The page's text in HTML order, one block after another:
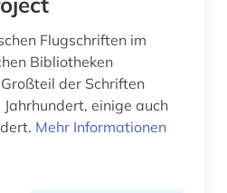
audiovisuelle medien (5)
Flugschriften im
Bibliotheken
der Schriften
einige auch
Mehr Informationen